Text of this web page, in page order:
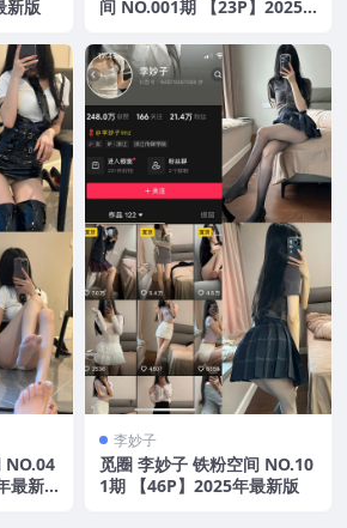
新版
间 NO.001期 【23P】2025
NO.04
最新
李妙子
觅圈 李妙子 铁粉空间 NO.10
1期 【46P】2025年最新版